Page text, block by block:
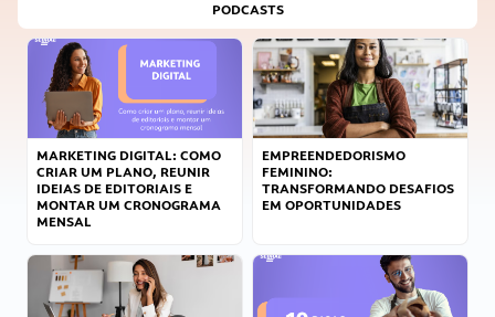
PODCASTS
MARKETING DIGITAL: COMO
CRIAR UM PLANO, REUNIR
IDEIAS DE EDITORIAIS E
MONTAR UM CRONOGRAMA
MENSAL
EMPREENDEDORISMO
FEMININO:
TRANSFORMANDO DESAFIOS
EM OPORTUNIDADES